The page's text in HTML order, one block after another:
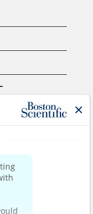
サイトホーム